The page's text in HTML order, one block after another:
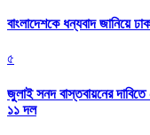
বাংলাদেশকে ধন্যবাদ জানিয়ে
৫
জুলাই সনদ বাস্তবায়নের
১১ দল